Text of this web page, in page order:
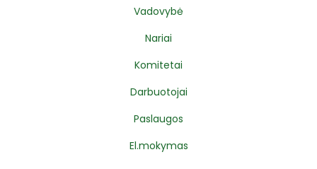
Vadovybė
Nariai
Komitetai
Darbuotojai
Paslaugos
El.mokymas